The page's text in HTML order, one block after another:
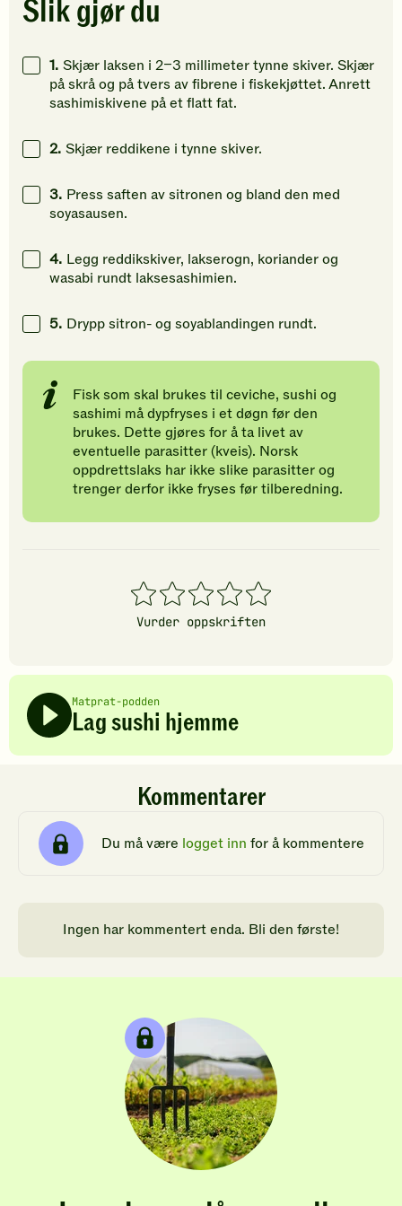
Klikk
å
gi
vurdering.
gi
din
vurdering.
å
gi
din
Slik gjør du
1. Skjær laksen i 2–3 millimeter tynne skiver. Skjær
på skrå og på tvers av fibrene i fiskekjøttet. Anrett
sashimiskivene på et flatt fat.
2. Skjær reddikene i tynne skiver.
3. Press saften av sitronen og bland den med
soyasausen.
4. Legg reddikskiver, lakserogn, koriander og
wasabi rundt laksesashimien.
5. Drypp sitron- og soyablandingen rundt.
Fisk som skal brukes til ceviche, sushi og
sashimi må dypfryses i et døgn før den
brukes. Dette gjøres for å ta livet av
eventuelle parasitter (kveis). Norsk
oppdrettslaks har ikke slike parasitter og
trenger derfor ikke fryses før tilberedning.
1
stjerner
2
stjerner
3
stjerner
4
stjerner
5
stjerner
Vurder oppskriften
Matprat-podden
Lag sushi hjemme
Kommentarer
Du må være logget inn for å kommentere
Ingen har kommentert enda. Bli den første!